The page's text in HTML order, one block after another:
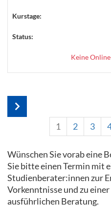
Kurstage:
Status:
Keine
1 2 3
Wünschen Sie vorab eine
Sie bitte einen Termin mit
Studienberater:innen zur
Vorkenntnisse und zu
ausführlichen Beratung.